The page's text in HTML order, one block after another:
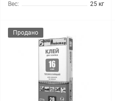
Вес:
25 кг
Продано